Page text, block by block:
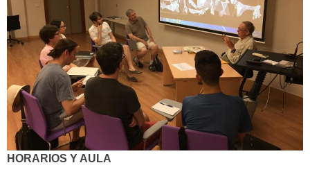
HORARIOS Y AULA